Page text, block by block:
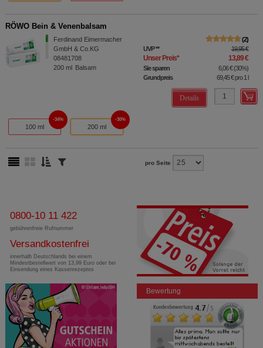
RÖWO Bein & Venenbalsam
Ferdinand Eimermacher
GmbH & Co.KG
08481708
200 ml Balsam
2
UVP** 19,95 €
Unser Preis* 13,89 €
Sie sparen 6,06 €(30%)
Grundpreis
69,45 €pro 1 l
Details
100 ml
34%
200 ml
30%
pro Seite
0800-10 11 422
gebührenfreie Rufnummer
Versandkostenfrei
innerhalb Deutschlands bei einem
Mindestbestellwert von 13,99 Euro oder bei
Einsendung eines Kassenrezeptes
Bewertung